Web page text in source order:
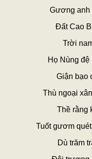
Gương anh
Đất Cao
Trời
Họ Nùng
Giận bạo
Thù ngoại
Thề rằng
Tuốt gươm
Dù trăm